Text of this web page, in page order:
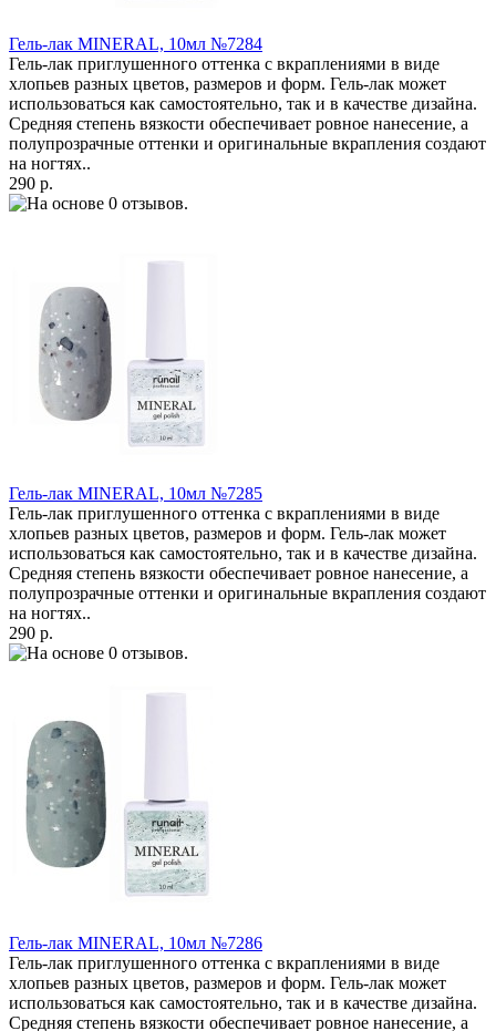
Гель-лак MINERAL, 10мл №7284
Гель-лак приглушенного оттенка с вкраплениями в виде
хлопьев разных цветов, размеров и форм. Гель-лак может
использоваться как самостоятельно, так и в качестве дизайна.
Средняя степень вязкости обеспечивает ровное нанесение, а
полупрозрачные оттенки и оригинальные вкрапления создают
на ногтях..
290 р.
Гель-лак MINERAL, 10мл №7285
Гель-лак приглушенного оттенка с вкраплениями в виде
хлопьев разных цветов, размеров и форм. Гель-лак может
использоваться как самостоятельно, так и в качестве дизайна.
Средняя степень вязкости обеспечивает ровное нанесение, а
полупрозрачные оттенки и оригинальные вкрапления создают
на ногтях..
290 р.
Гель-лак MINERAL, 10мл №7286
Гель-лак приглушенного оттенка с вкраплениями в виде
хлопьев разных цветов, размеров и форм. Гель-лак может
использоваться как самостоятельно, так и в качестве дизайна.
Средняя степень вязкости обеспечивает ровное нанесение, а